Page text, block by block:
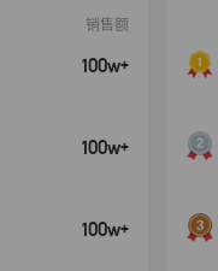
销售额
100w+
100w+
100w+